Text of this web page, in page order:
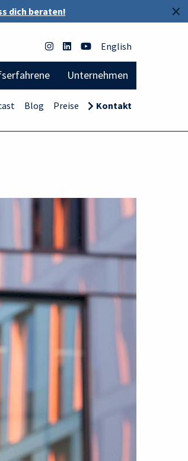
×
dich beraten!
English
Unternehmen
Blog Preise Kontakt